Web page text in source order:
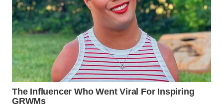
WN
SAMOSIR
WN
PADANG
LAWAS
WN
SUMEDANG